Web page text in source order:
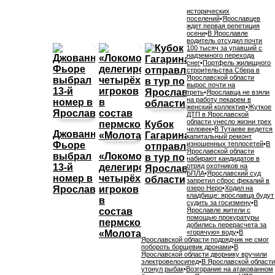
Джованни
Фьоре
выбрал
13-й
номер в
Ярославле
«Локомотив»
делегировал
четырёх
игроков
в
состав
пермского
«Молота»
Кубок
Гагарина
отправляется
в тур по
Ярославской
области
исторических
поселений•Ярославцев
ждет первая репетиция
осени•В Ярославле
водитель отсудил почти
100 тысяч за упавший с
надземного перехода
снег•Портфель жилищного
строительства Сбера в
Ярославской области
вырос почти на
треть•Ярославца не взяли
на работу пекарем в
женский коллектив•Жуткое
ДТП в Ярославской
области унесло жизни трех
человек•В Тутаеве ведется
капитальный ремонт
изношенных теплосетей•В
Ярославской области
набирают кандидатов в
отряд охотников на
БПЛА•Ярославский суд
запретил сброс фекалий в
озеро Неро•Ходил на
кладбище: ярославца будут
судить за госизмену•В
Ярославле жители с
помощью прокуратуры
добились перерасчета за
«горячую» воду•В
Ярославской области подрядчик не смог
побороть борщевик дронами•В
Ярославской области дворнику вручили
электровелосипед•В Ярославской области
утонул рыбак•Возгорание на атакованном